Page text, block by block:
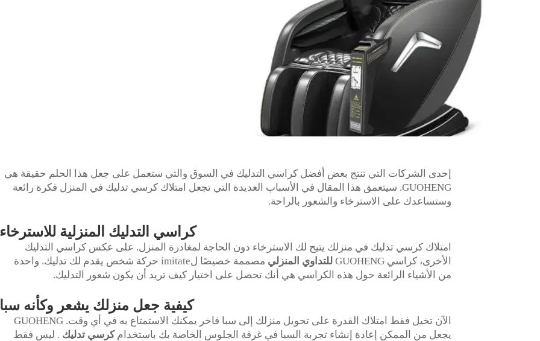
إحدى الشركات التي تنتج بعض أفضل كراسي التدليك في السوق والتي ستعمل على جعل هذا الحلم حقيقة هي
GUOHENG. سيتعمق هذا المقال في الأسباب العديدة التي تجعل امتلاك كرسي تدليك في المنزل فكرة رائعة
وستساعدك على الاسترخاء والشعور بالراحة.
كراسي التدليك المنزلية للاسترخاء
امتلاك كرسي تدليك في منزلك يتيح لك الاسترخاء دون الحاجة لمغادرة المنزل. على عكس كراسي التدليك
الأخرى، كراسي GUOHENG
للتداوي المنزلي
مصممة خصيصًا لimitate حركة شخص يقدم لك تدليك. واحدة
من الأشياء الرائعة حول هذه الكراسي هي أنك تحصل على اختيار كيف تريد أن يكون شعور التدليك.
كيفية جعل منزلك يشعر وكأنه سبا
الآن تخيل فقط امتلاك القدرة على تحويل منزلك إلى سبا فاخر يمكنك الاستمتاع به في أي وقت. GUOHENG
يجعل من الممكن إعادة إنشاء تجربة السبا في غرفة الجلوس الخاصة بك باستخدامكرسي تدليك . ليس فقط